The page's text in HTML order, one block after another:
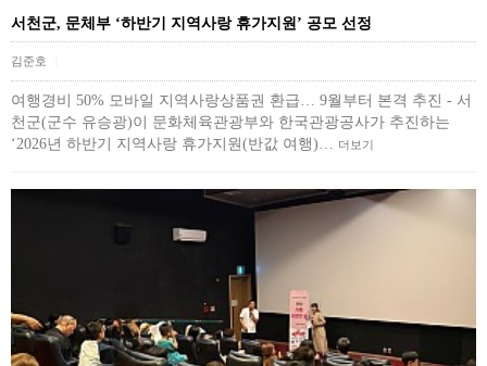
서천군, 문체부 ‘하반기 지역사랑 휴가지원’ 공모 선정
김준호
여행경비 50% 모바일 지역사랑상품권 환급… 9월부터 본격 추진 - 서
천군(군수 유승광)이 문화체육관광부와 한국관광공사가 추진하는
‘2026년 하반기 지역사랑 휴가지원(반값 여행)… 더보기